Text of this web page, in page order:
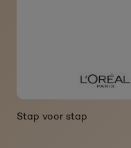
Stap voor stap